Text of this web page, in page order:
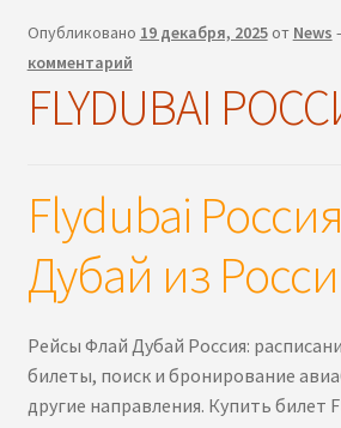
Опубликовано 19 декабря, 2025 от News
комментарий
FLYDUBAI
Flydubai
Дубай из
Рейсы Флай Дубай Россия:
билеты, поиск и бронирование
другие направления. Купить билет